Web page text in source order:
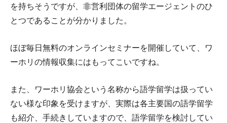
を持ちそうですが、非営利団体の留学エージェントのひ
とつであることが分かりました。
ほぼ毎日無料のオンラインセミナーを開催していて、ワ
ーホリの情報収集にはもってこいですね。
また、ワーホリ協会という名称から語学留学は扱ってい
ない様な印象を受けますが、実際は各主要国の語学留学
も紹介、手続きしていますので、語学留学を検討してい